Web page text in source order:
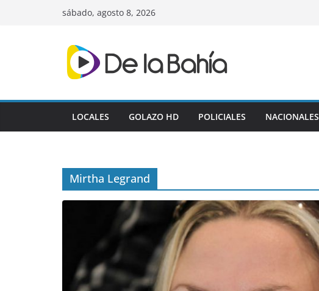
sábado, agosto 8, 2026
LOCALES GOLAZO HD POLICIALES NACIONALES
Mirtha Legrand